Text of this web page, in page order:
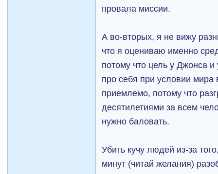
провала миссии.
А во-вторых, я не вижу
что я оцениваю именно
потому что цель у Джонса
про себя при условии
приемлемо, потому что
десятилетиями за всем
нужно баловать.
Убить кучу людей из-за
минут (читай желания)